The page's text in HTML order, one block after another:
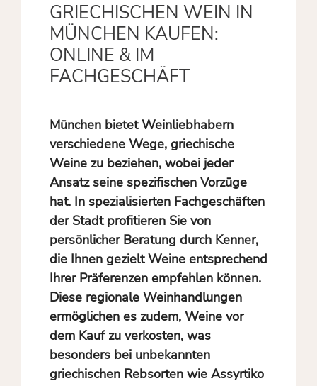
GRIECHISCHEN WEIN IN
MÜNCHEN KAUFEN:
ONLINE & IM
FACHGESCHÄFT
München bietet Weinliebhabern
verschiedene Wege, griechische
Weine zu beziehen, wobei jeder
Ansatz seine spezifischen Vorzüge
hat. In spezialisierten Fachgeschäften
der Stadt profitieren Sie von
persönlicher Beratung durch Kenner,
die Ihnen gezielt Weine entsprechend
Ihrer Präferenzen empfehlen können.
Diese regionale Weinhandlungen
ermöglichen es zudem, Weine vor
dem Kauf zu verkosten, was
besonders bei unbekannten
griechischen Rebsorten wie Assyrtiko